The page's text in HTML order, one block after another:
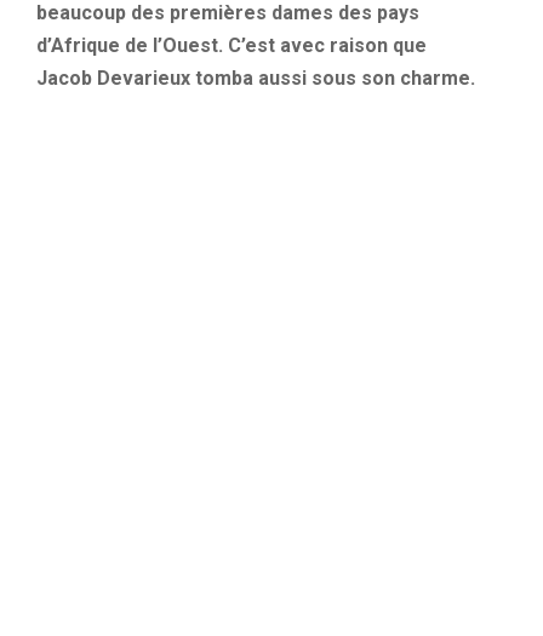
beaucoup des premières dames des pays
d’Afrique de l’Ouest. C’est avec raison que
Jacob Devarieux tomba aussi sous son charme.